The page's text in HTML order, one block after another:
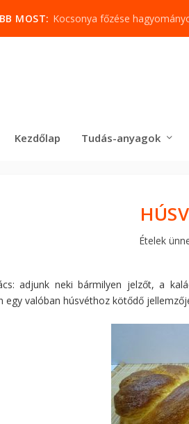
MOST: Kocsonya főzése
Kezdőlap Tudás-anyagok
Ételek
adjunk neki bármilyen jelzőt, a
egy valóban húsvéthoz kötődő